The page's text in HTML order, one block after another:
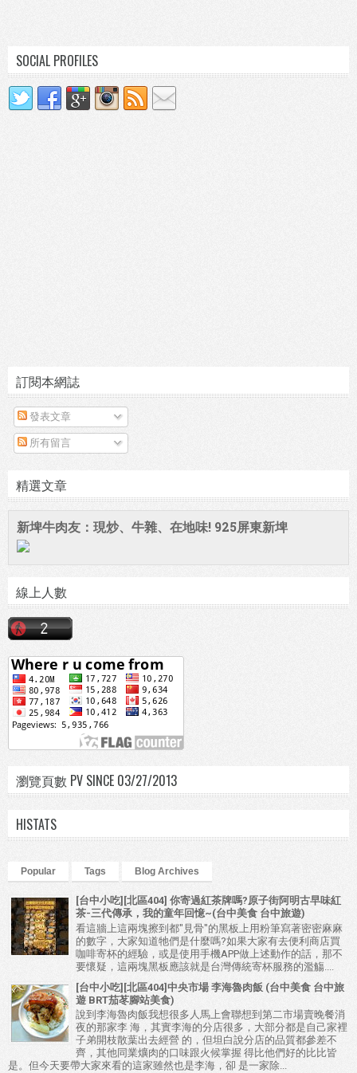
SOCIAL PROFILES
訂閱本網誌
發表文章
所有留言
精選文章
新埤牛肉友：現炒、牛雜、在地味! 925屏東新埤
線上人數
瀏覽頁數 PV SINCE 03/27/2013
HISTATS
Popular Tags Blog Archives
[台中小吃][北區404] 你寄過紅茶牌嗎?原子街阿明古早味紅
茶-三代傳承，我的童年回憶~(台中美食 台中旅遊)
看這牆上這兩塊擦到都"見骨"的黑板上用粉筆寫著密密麻麻
的數字，大家知道牠們是什麼嗎?如果大家有去便利商店買
咖啡寄杯的經驗，或是使用手機APP做上述動作的話，那不
要懷疑，這兩塊黑板應該就是台灣傳統寄杯服務的濫觴....
[台中小吃][北區404]中央市場 李海魯肉飯 (台中美食 台中旅
遊 BRT茄苳腳站美食)
說到李海魯肉飯我想很多人馬上會聯想到第二市場賣晚餐消
夜的那家李 海，其實李海的分店很多，大部分都是自己家裡
子弟開枝散葉出去經營 的，但坦白說分店的品質都參差不
齊，其他同業爌肉的口味跟火候掌握 得比他們好的比比皆
是。但今天要帶大家來看的這家雖然也是李海，卻 是一家除...